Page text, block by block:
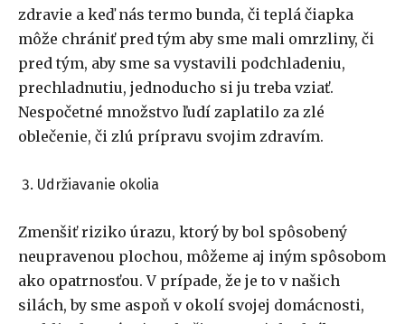
zdravie a keď nás termo bunda, či teplá čiapka
môže chrániť pred tým aby sme mali omrzliny, či
pred tým, aby sme sa vystavili podchladeniu,
prechladnutiu, jednoducho si ju treba vziať.
Nespočetné množstvo ľudí zaplatilo za zlé
oblečenie, či zlú prípravu svojim zdravím.
Udržiavanie okolia
Zmenšiť riziko úrazu, ktorý by bol spôsobený
neupravenou plochou, môžeme aj iným spôsobom
ako opatrnosťou. V prípade, že je to v našich
silách, by sme aspoň v okolí svojej domácnosti,